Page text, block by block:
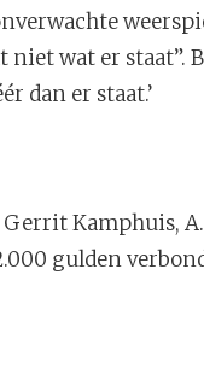
niet wat er staat”.
dan er staat.’
Kamphuis,
gulden